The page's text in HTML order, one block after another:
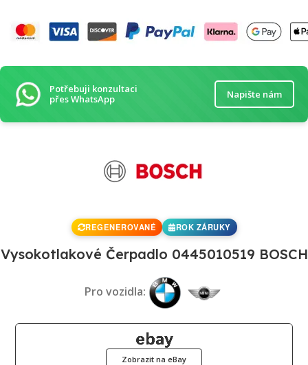
Potřebuji konzultaci
přes WhatsApp
Napište nám
REGENEROVANÉ ROK ZÁRUKY
Vysokotlakové Čerpadlo 0445010519 BOSCH
Pro vozidla:
Zobrazit na eBay